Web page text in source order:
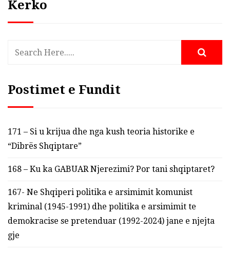
Kerko
Postimet e Fundit
171 – Si u krijua dhe nga kush teoria historike e
“Dibrës Shqiptare”
168 – Ku ka GABUAR Njerezimi? Por tani shqiptaret?
167- Ne Shqiperi politika e arsimimit komunist
kriminal (1945-1991) dhe politika e arsimimit te
demokracise se pretenduar (1992-2024) jane e njejta
gje